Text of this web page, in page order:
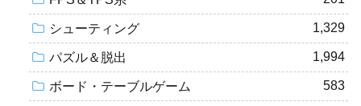
シューティング 1,329
パズル＆脱出 1,994
ボード・テーブルゲーム 583